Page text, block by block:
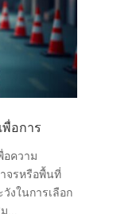
พื่อการ
อความ
จรหรือพื้นที่
งในการเลือก
...